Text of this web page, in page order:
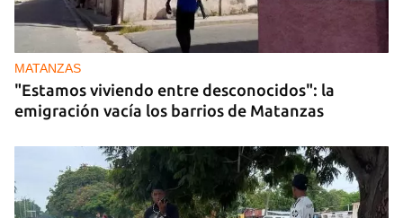
MATANZAS
"Estamos viviendo entre desconocidos": la
emigración vacía los barrios de Matanzas